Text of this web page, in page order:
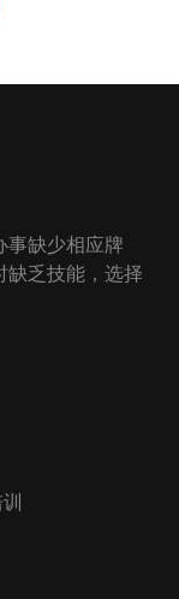
事缺少相应牌
缺乏技能，选择